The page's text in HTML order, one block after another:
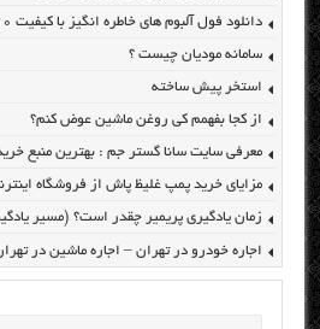
دانلود فول آلبوم های خاطره انگیز با کیفیت ۳۲۰
سامانه مودیان چیست ؟
استخر پیش ساخته
از کجا بفهمم کی روغن ماشین عوض کنم؟
معرفی سایت سانا گستر جم : بهترین منبع
مزایای خرید پمپ غلیظ پاش از فروشگاه
زمان یادگیری پریمیر چقدر است؟ (مسیر
اجاره خودرو در تهران – اجاره ماشین در